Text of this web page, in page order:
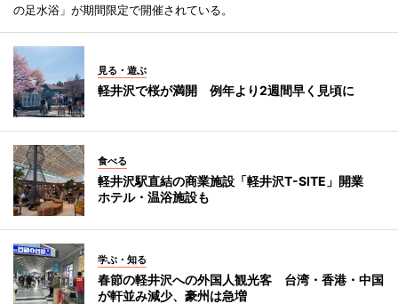
の足水浴」が期間限定で開催されている。
見る・遊ぶ
軽井沢で桜が満開 例年より2週間早く見頃に
食べる
軽井沢駅直結の商業施設「軽井沢T-SITE」開業
ホテル・温浴施設も
学ぶ・知る
春節の軽井沢への外国人観光客 台湾・香港・中国
が軒並み減少、豪州は急増